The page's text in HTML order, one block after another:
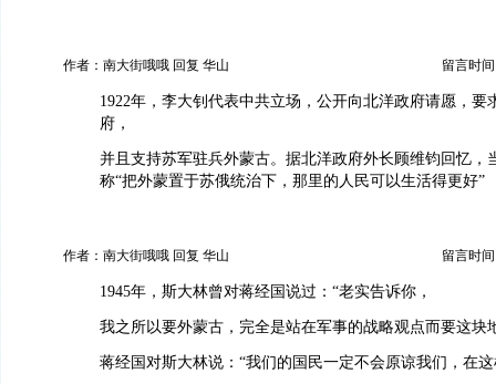
作者：南大街哦哦 回复 华山 留言时间
1922年，李大钊代表中共立场，公开向北洋政府请愿，要
府，
并且支持苏军驻兵外蒙古。据北洋政府外长顾维钧回忆，
称“把外蒙置于苏俄统治下，那里的人民可以生活得更好”
作者：南大街哦哦 回复 华山 留言时间
1945年，斯大林曾对蒋经国说过：“老实告诉你，
我之所以要外蒙古，完全是站在军事的战略观点而要这块
蒋经国对斯大林说：“我们的国民一定不会原谅我们，在